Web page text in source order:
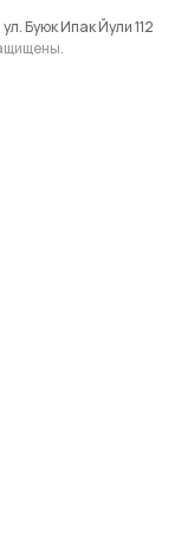
Буюк Ипак Йули 112